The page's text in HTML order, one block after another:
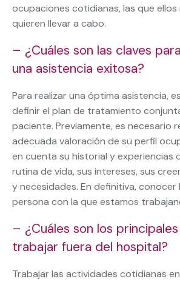
ocupaciones cotidianas, las que
quieren llevar a cabo.
– ¿Cuáles son las claves
una asistencia exitosa?
Para realizar una óptima asistencia,
definir el plan de tratamiento
paciente. Previamente, es necesario
adecuada valoración de su perfil
en cuenta su historial y experiencias
rutina de vida, sus intereses, sus
y necesidades. En definitiva, conocer
persona con la que estamos
– ¿Cuáles son los
trabajar fuera del hospital?
Trabajar las actividades cotidianas